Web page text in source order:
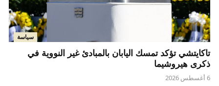
سياسة
تاكايتشي تؤكد تمسك اليابان بالمبادئ غير النووية في
ذكرى هيروشيما
6 أغسطس 2026